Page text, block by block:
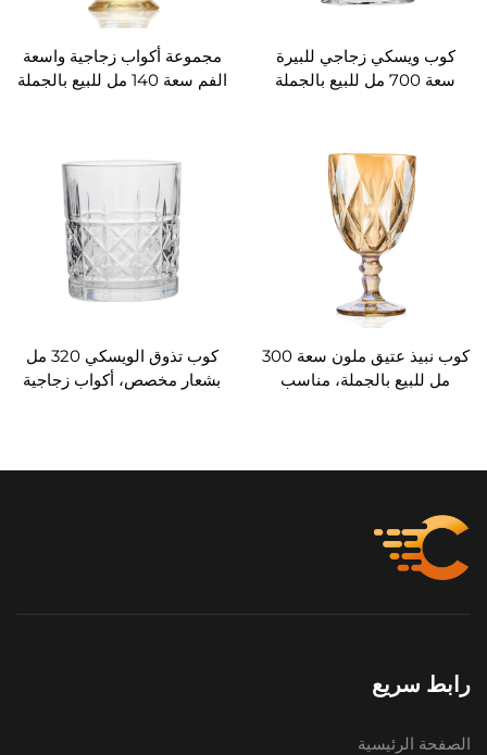
كوب ويسكي زجاجي للبيرة
سعة 700 مل للبيع بالجملة
مجموعة أكواب زجاجية واسعة
الفم سعة 140 مل للبيع بالجملة
كوب نبيذ عتيق ملون سعة 300
مل للبيع بالجملة، مناسب
كوب تذوق الويسكي 320 مل
بشعار مخصص، أكواب زجاجية
رابط سريع
الصفحة الرئيسية